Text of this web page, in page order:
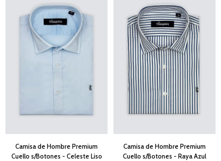
Camisa de Hombre Premium
Cuello s/Botones - Celeste Liso
Camisa de Hombre Premium
Cuello s/Botones - Raya Azul